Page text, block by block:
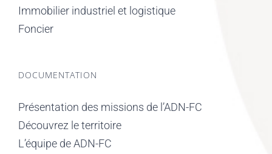
Immobilier industriel et logistique
Foncier
DOCUMENTATION
Présentation des missions de l’ADN-FC
Découvrez le territoire
L’équipe de ADN-FC